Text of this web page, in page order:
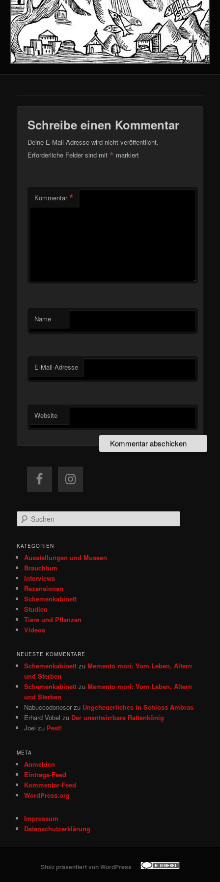
Schreibe einen Kommentar
Deine E-Mail-Adresse wird nicht veröffentlicht.
Erforderliche Felder sind mit* markiert
Kommentar *
Name
E-Mail-Adresse
Website
u
h
KATEGORIEN
Ausstellungen und Museen
Brauchtum
Interviews
Rezensionen
Schemenkabinett
Studien
Tiere und Pflanzen
Videos
NEUESTE KOMMENTARE
Schemenkabinett zuMemento mori: Vom Leben, Altern
und Sterben
Schemenkabinett zuMemento mori: Vom Leben, Altern
und Sterben
Nabuccodonosor zu Ungeheuerliches in Schloss Ambras
Erhard Vobel zu Der unentwirrbare Rattenkönig
Joel zu Pest!
META
Anmelden
Eintrags-Feed
Kommentar-Feed
WordPress.org
Impressum
Datenschutzerklärung
Stolz präsentiert von WordPress